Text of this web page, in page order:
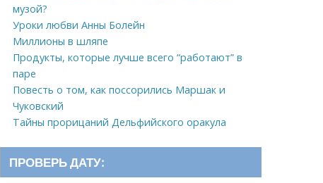
музой?
Уроки любви Анны Болейн
Миллионы в шляпе
Продукты, которые лучше всего “работают” в
паре
Повесть о том, как поссорились Маршак и
Чуковский
Тайны прорицаний Дельфийского оракула
ПРОВЕРЬ ДАТУ: